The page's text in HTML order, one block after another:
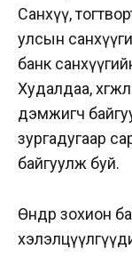
Санхүү,
улсын
банк
Худалдаа,
дэмжигч
зургадугаар
байгуулж буй.
Өнөөдөр зохион